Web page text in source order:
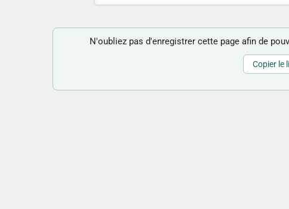
N'oubliez pas d'enregistrer cette page afin de
Copier le